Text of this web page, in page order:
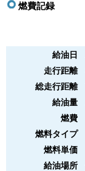
燃費記録
給油日
走行距離
総走行距離
給油量
燃費
燃料タイプ
燃料単価
給油場所